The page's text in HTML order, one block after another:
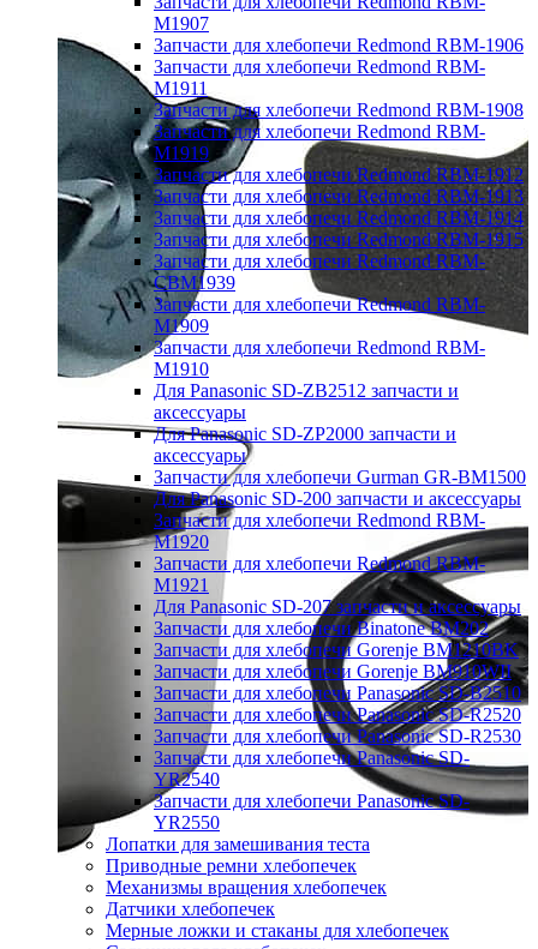
M1907
Запчасти для хлебопечи Redmond RBM-1906
Запчасти для хлебопечи Redmond RBM-
M1911
Запчасти для хлебопечи Redmond RBM-1908
Запчасти для хлебопечи Redmond RBM-
M1919
Запчасти для хлебопечи Redmond RBM-1912
Запчасти для хлебопечи Redmond RBM-1913
Запчасти для хлебопечи Redmond RBM-1914
Запчасти для хлебопечи Redmond RBM-1915
Запчасти для хлебопечи Redmond RBM-
CBM1939
Запчасти для хлебопечи Redmond RBM-
M1909
Запчасти для хлебопечи Redmond RBM-
M1910
Для Panasonic SD-ZB2512 запчасти и
аксессуары
Для Panasonic SD-ZP2000 запчасти и
аксессуары
Запчасти для хлебопечи Gurman GR-BM1500
Для Panasonic SD-200 запчасти и аксессуары
Запчасти для хлебопечи Redmond RBM-
M1920
Запчасти для хлебопечи Redmond RBM-
M1921
Для Panasonic SD-207 запчасти и аксессуары
Запчасти для хлебопечи Binatone BM202
Запчасти для хлебопечи Gorenje BM1210BK
Запчасти для хлебопечи Gorenje BM910WII
Запчасти для хлебопечи Panasonic SD-B2510
Запчасти для хлебопечи Panasonic SD-R2520
Запчасти для хлебопечи Panasonic SD-R2530
Запчасти для хлебопечи Panasonic SD-
YR2540
Запчасти для хлебопечи Panasonic SD-
YR2550
Лопатки для замешивания теста
Приводные ремни хлебопечек
Механизмы вращения хлебопечек
Датчики хлебопечек
Мерные ложки и стаканы для хлебопечек